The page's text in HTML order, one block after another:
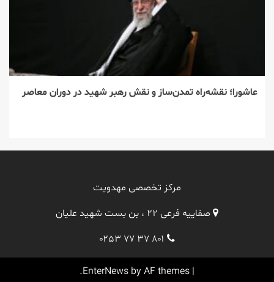
عاشورا؛ نقشه‌راه تمدن‌ساز و نقش رهبر شهید در دوران معاصر
مرکز تخصصی مهدویت
صفاییه فرعی ۲۲ ، بن بست شهید علیان
۰۲۵۳ ۷۷ ۳۷ ۸۰۱
|
EnterNews by AF themes.